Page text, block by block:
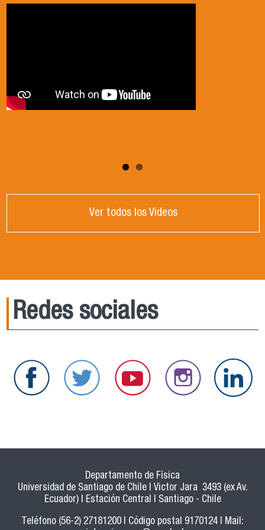
Ver todos los Videos
Redes sociales
Departamento de Física
Universidad de Santiago de Chile | Victor Jara 3493 (ex Av.
Ecuador) | Estación Central | Santiago - Chile
Teléfono (56-2) 27181200 | Código postal 9170124 | Mail: